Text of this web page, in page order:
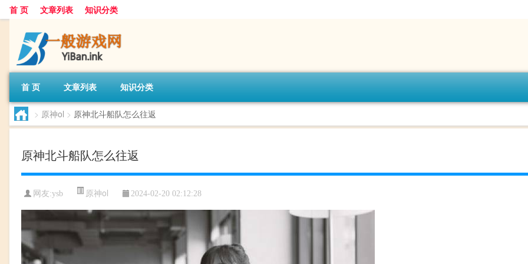
首 页 文章列表 知识分类
首 页 文章列表 知识分类
> 原神ol > 原神北斗船队怎么往返
原神北斗船队怎么往返
网友:ysb 原神ol 2024-02-20 02:12:28